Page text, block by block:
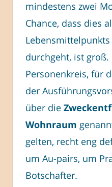
mindestens zwei
Chance, dass dies
durchgeht, ist
Personenkreis, für
der
über die
Wohnraum
gelten, recht eng
um Au-pairs, um
Botschafter.